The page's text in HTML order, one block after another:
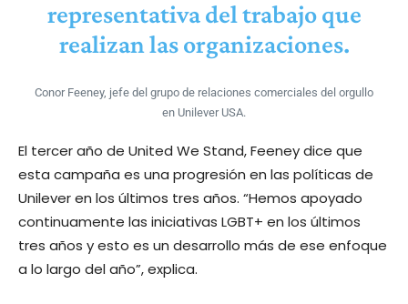
representativa del trabajo que
realizan las organizaciones.
Conor Feeney, jefe del grupo de relaciones comerciales del orgullo
en Unilever USA.
El tercer año de United We Stand, Feeney dice que
esta campaña es una progresión en las políticas de
Unilever en los últimos tres años. “Hemos apoyado
continuamente las iniciativas LGBT+ en los últimos
tres años y esto es un desarrollo más de ese enfoque
a lo largo del año”, explica.